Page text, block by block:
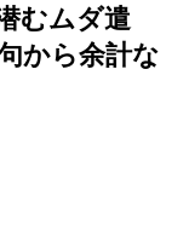
むムダ遣
から余計な